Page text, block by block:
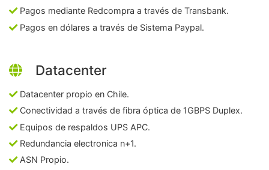
Pagos mediante Redcompra a través de Transbank.
Pagos en dólares a través de Sistema Paypal.
Datacenter
Datacenter propio en Chile.
Conectividad a través de fibra óptica de 1GBPS Duplex.
Equipos de respaldos UPS APC.
Redundancia electronica n+1.
ASN Propio.